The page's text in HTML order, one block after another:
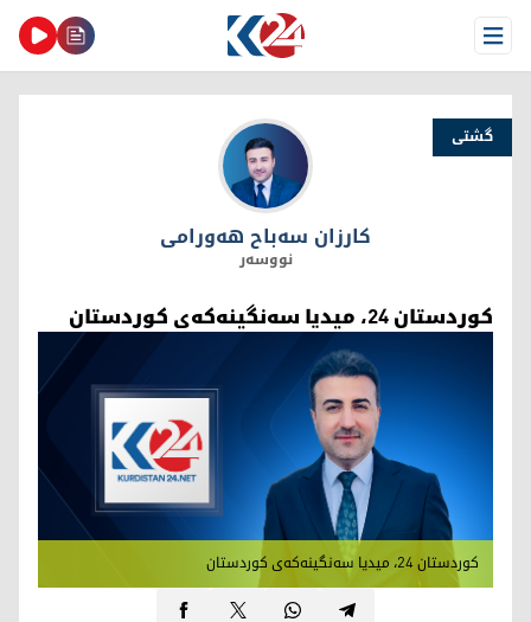
Open Menu
گشتی
کارزان سەباح هەورامی
کارزان سەباح هەورامی
نووسەر
كوردستان 24، میدیا سه‌نگینه‌كه‌ی كوردستان
كوردستان 24، میدیا سه‌نگینه‌كه‌ی كوردستان